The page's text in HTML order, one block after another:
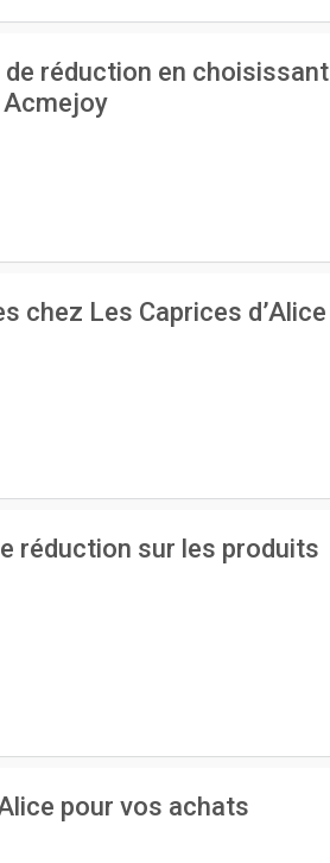
réduction en choisissant
chez Les Caprices d’Alice
réduction sur les produits
pour vos achats